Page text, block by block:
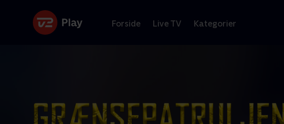
Forside Live TV Kategorier